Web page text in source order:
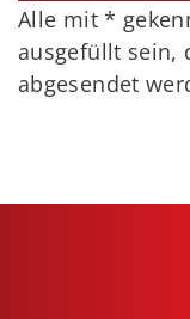
Alle mit*
ausgefüllt sein,
abgesendet